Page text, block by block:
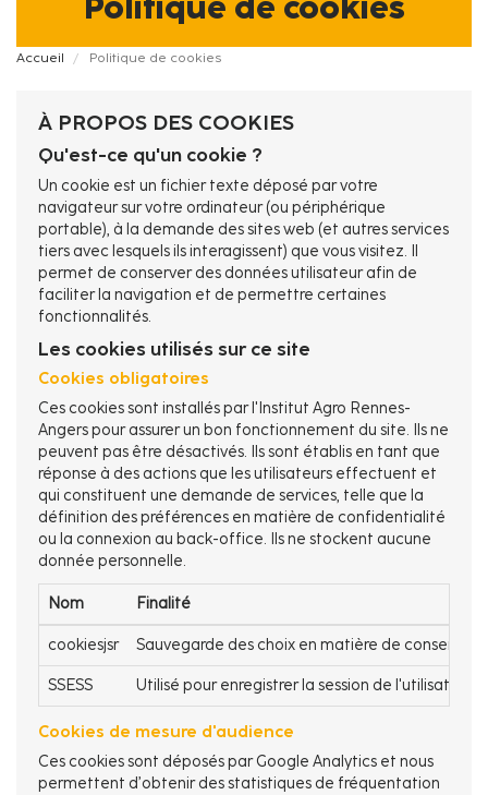
FilAccueil Politique de cookies
À PROPOS DES COOKIES
Qu'est-ce qu'un cookie ?
Un cookie est un fichier texte déposé par votre
navigateur sur votre ordinateur (ou périphérique
portable), à la demande des sites web (et autres services
tiers avec lesquels ils interagissent) que vous visitez. Il
permet de conserver des données utilisateur afin de
faciliter la navigation et de permettre certaines
fonctionnalités.
Les cookies utilisés sur ce site
Cookies obligatoires
Ces cookies sont installés par l'Institut Agro Rennes-
Angers pour assurer un bon fonctionnement du site. Ils ne
peuvent pas être désactivés. Ils sont établis en tant que
réponse à des actions que les utilisateurs effectuent et
qui constituent une demande de services, telle que la
définition des préférences en matière de confidentialité
ou la connexion au back-office. Ils ne stockent aucune
donnée personnelle.
Nom Finalité
cookiesjsr Sauvegarde des choix en matière de
SSESS Utilisé pour enregistrer la session de l'utilisateur
Cookies de mesure d'audience
Ces cookies sont déposés par Google Analytics et nous
permettent d’obtenir des statistiques de fréquentation